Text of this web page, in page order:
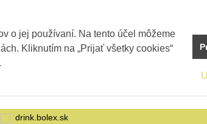
drink.bolex.sk
o jej používaní. Na tento účel môžeme
Kliknutím na „Prijať všetky cookies“